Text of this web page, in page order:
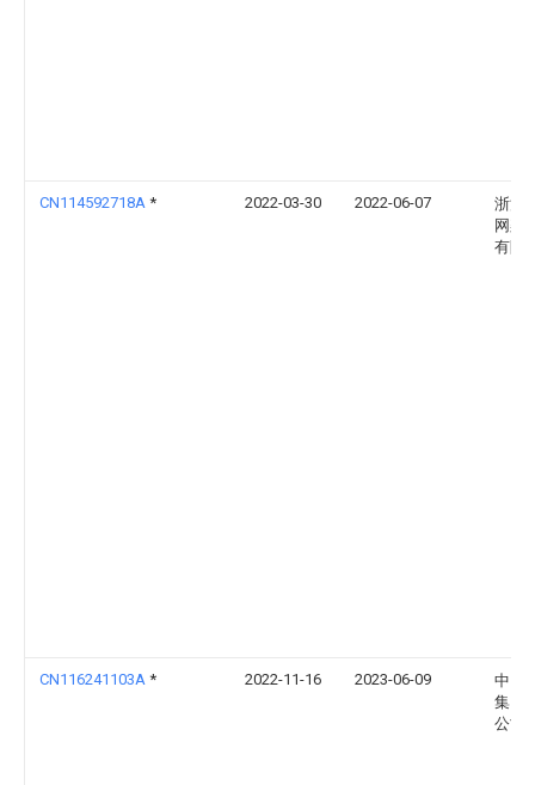
CN114592718A * 2022-03-30 2022-06-07
浙江
网架
有限
CN116241103A * 2022-11-16 2023-06-09
中国
集团
公司